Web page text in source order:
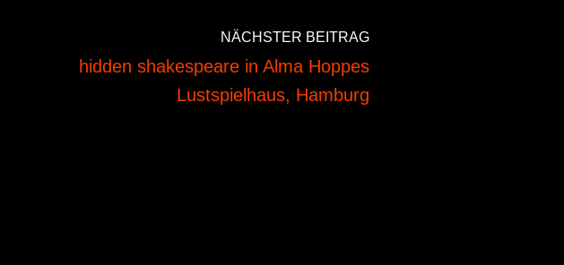
NÄCHSTER BEITRAG
hidden shakespeare in Alma Hoppes
Lustspielhaus, Hamburg